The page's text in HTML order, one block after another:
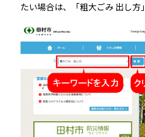
たい場合は、「粗大ごみ 出し方